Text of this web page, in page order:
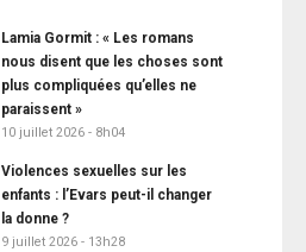
Lamia Gormit : « Les romans
nous disent que les choses sont
plus compliquées qu’elles ne
paraissent »
10 juillet 2026 - 8h04
Violences sexuelles sur les
enfants : l’Evars peut-il changer
la donne ?
9 juillet 2026 - 13h28